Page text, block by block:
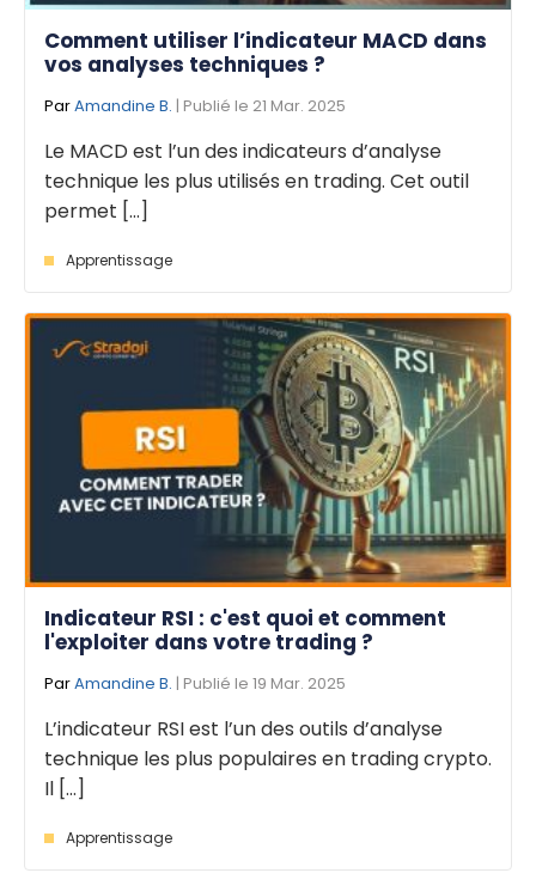
Comment utiliser l’indicateur MACD dans
vos analyses techniques ?
ParAmandine B. | Publié le 21 Mar. 2025
Le MACD est l’un des indicateurs d’analyse
technique les plus utilisés en trading. Cet outil
permet [...]
Apprentissage
Indicateur RSI : c'est quoi et comment
l'exploiter dans votre trading ?
ParAmandine B. | Publié le 19 Mar. 2025
L’indicateur RSI est l’un des outils d’analyse
technique les plus populaires en trading crypto.
Il [...]
Apprentissage